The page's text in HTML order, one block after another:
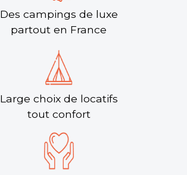
Des campings de luxe
partout en France
Large choix de locatifs
tout confort